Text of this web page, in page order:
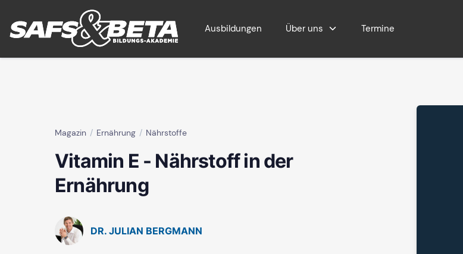
Ausbildungen Über uns Termine
Magazin Ernährung Nährstoffe
Vitamin E - Nährstoff in der
Ernährung
DR. JULIAN BERGMANN